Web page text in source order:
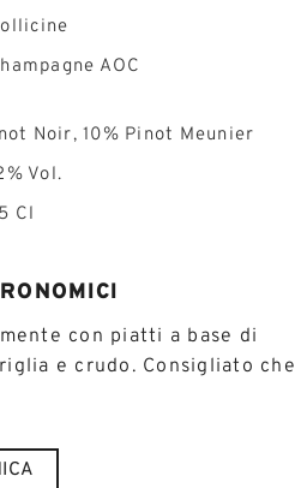
AOC
Noir, 10% Pinot Meunier
Vol.
Cl
con piatti a base di
e crudo. Consigliato che